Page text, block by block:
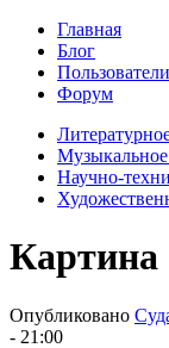
Главная
Блог
Пользователи
Форум
Музыкальное
Научно-
Опубликовано
- 21:00